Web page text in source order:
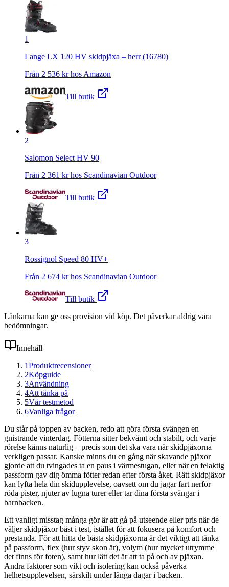
1
Lange LX 120 HV skidpjäxa – herr (16780)
Från 2 536 kr hos Amazon
Till butik
2
Salomon Select HV 90
Från 2 361 kr hos Scandinavian Outdoor
Till butik
3
Rossignol Speed 80 HV+
Från 2 674 kr hos Scandinavian Outdoor
Till butik
Länkarna kan ge oss provision vid köp. Det påverkar aldrig våra
bedömningar.
Innehåll
1Produktrecensioner
2Köpguide
3Användning
4Att tänka på
5Vår testmetod
6Vanliga frågor
Du står på toppen av backen, redo att göra första svängen en
gnistrande vinterdag. Fötterna sitter bekvämt och stabilt, och varje
rörelse känns naturlig – precis som det ska vara när skidpjäxorna
verkligen passar. Kanske minns du en gång när skavande pjäxor
gjorde att du tvingades ta en paus i värmestugan, eller när en felaktig
passform gav dig ömma fötter redan efter första åket. Rätt skidpjäxor
kan lyfta hela din skidupplevelse, oavsett om du jagar fart nerför
röda pister, njuter av lugna turer eller tar dina första svängar i
barnbacken.
Ett vanligt misstag många gör är att gå på utseende eller pris när de
väljer skidpjäxor bäst i test, istället för att fokusera på komfort och
prestanda. För att hitta de bästa skidpjäxorna är det viktigt att tänka
på passform, flex (hur styv skon är), volym (hur mycket utrymme
det finns för foten), samt hur lätt det är att ta på och av pjäxan.
Andra faktorer som vikt och isolering kan också påverka
helhetsupplevelsen, särskilt under långa dagar i backen.